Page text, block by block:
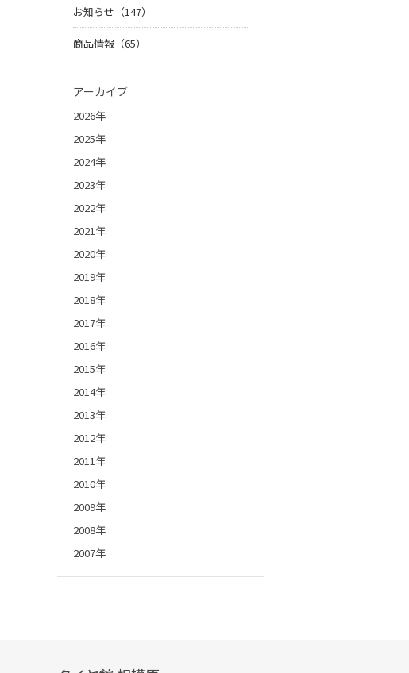
お知らせ（147）
商品情報（65）
アーカイブ
2026年
2025年
2024年
2023年
2022年
2021年
2020年
2019年
2018年
2017年
2016年
2015年
2014年
2013年
2012年
2011年
2010年
2009年
2008年
2007年